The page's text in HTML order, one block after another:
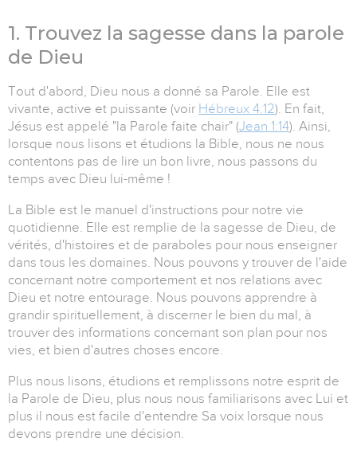
1. Trouvez la sagesse dans la parole
de Dieu
Tout d'abord, Dieu nous a donné sa Parole. Elle est
vivante, active et puissante (voir Hébreux 4:12). En fait,
Jésus est appelé "la Parole faite chair" (Jean 1:14). Ainsi,
lorsque nous lisons et étudions la Bible, nous ne nous
contentons pas de lire un bon livre, nous passons du
temps avec Dieu lui-même !
La Bible est le manuel d'instructions pour notre vie
quotidienne. Elle est remplie de la sagesse de Dieu, de
vérités, d'histoires et de paraboles pour nous enseigner
dans tous les domaines. Nous pouvons y trouver de l'aide
concernant notre comportement et nos relations avec
Dieu et notre entourage. Nous pouvons apprendre à
grandir spirituellement, à discerner le bien du mal, à
trouver des informations concernant son plan pour nos
vies, et bien d'autres choses encore.
Plus nous lisons, étudions et remplissons notre esprit de
la Parole de Dieu, plus nous nous familiarisons avec Lui et
plus il nous est facile d'entendre Sa voix lorsque nous
devons prendre une décision.